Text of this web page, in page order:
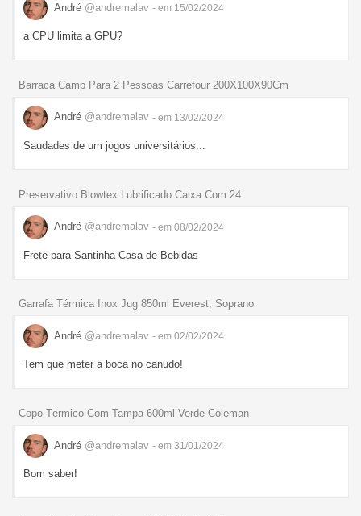
André @andremalav - em 15/02/2024
a CPU limita a GPU?
Barraca Camp Para 2 Pessoas Carrefour 200X100X90Cm
André @andremalav - em 13/02/2024
Saudades de um jogos universitários...
Preservativo Blowtex Lubrificado Caixa Com 24
André @andremalav - em 08/02/2024
Frete para Santinha Casa de Bebidas
Garrafa Térmica Inox Jug 850ml Everest, Soprano
André @andremalav - em 02/02/2024
Tem que meter a boca no canudo!
Copo Térmico Com Tampa 600ml Verde Coleman
André @andremalav - em 31/01/2024
Bom saber!